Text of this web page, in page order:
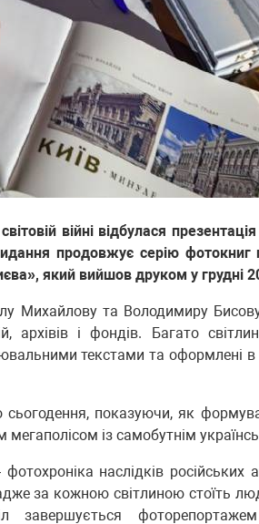
війні відбулася
продовжує серію фотокниг
який вийшов друком у грудні
Михайлову та Володимиру
архівів і фондів. Багато
текстами та оформлені в
показуючи, як
із самобутнім
наслідків російських
за кожною світлиною стоїть
завершується